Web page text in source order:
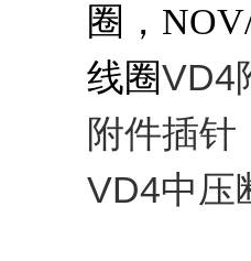
圈，
线圈VD4
附件插针
VD4中压